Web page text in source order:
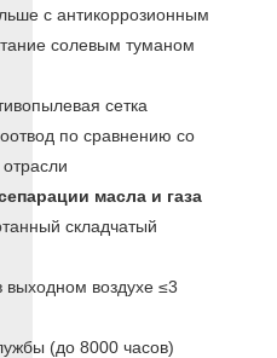
с антикоррозионным
солевым туманом
сетка
по сравнению со
масла и газа
складчатый
воздухе ≤3
(до 8000 часов)